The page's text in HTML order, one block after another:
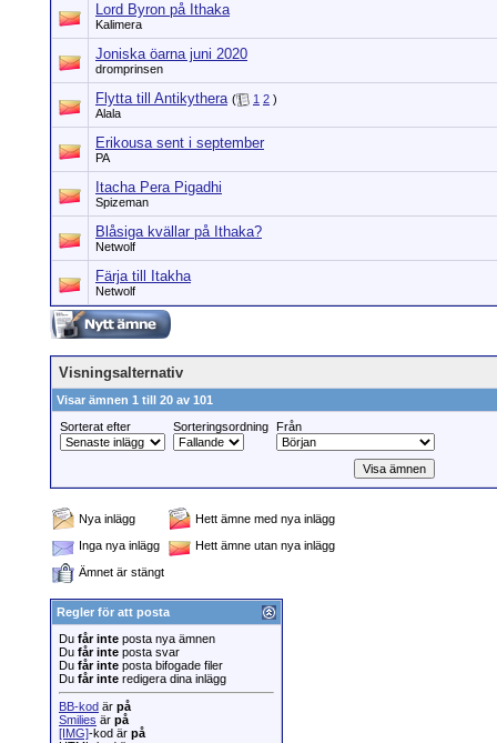
Lord Byron på Ithaka
Kalimera
Joniska öarna juni 2020
dromprinsen
Flytta till Antikythera ( 1 2 )
Alala
Erikousa sent i september
PA
Itacha Pera Pigadhi
Spizeman
Blåsiga kvällar på Ithaka?
Netwolf
Färja till Itakha
Netwolf
Visningsalternativ
Visar ämnen 1 till 20 av 101
Sorterat efter
Sorteringsordning Från
Nya inlägg
Hett ämne med nya inlägg
Inga nya inlägg
Hett ämne utan nya inlägg
Ämnet är stängt
Regler för att posta
Du får inte posta nya ämnen
Du får inte posta svar
Du får inte posta bifogade filer
Du får inte redigera dina inlägg
BB-kod är på
Smilies är på
[IMG]-kod är på